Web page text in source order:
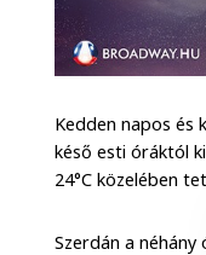
Kedden napos és
késő esti óráktól
24°C közelében
Szerdán a